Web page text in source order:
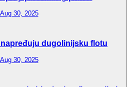
Aug 30, 2025
dugolinijsku flotu
Aug 30, 2025